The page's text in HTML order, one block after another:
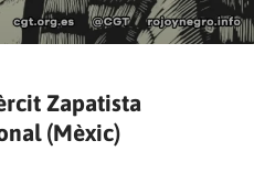
Zapatista
(Mèxic)